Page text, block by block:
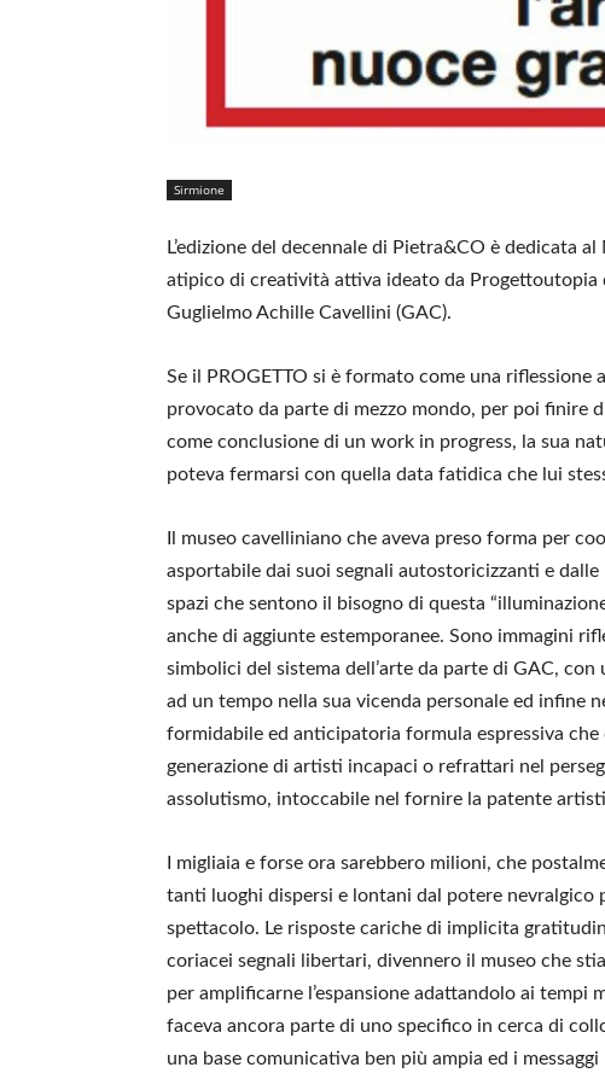
Sirmione
L’edizione del decennale di Pietra&CO è dedicata
atipico di creatività attiva ideato da Progettoutopia
Guglielmo Achille Cavellini (GAC).
Se il PROGETTO si è formato come una
provocato da parte di mezzo mondo, per poi finire
come conclusione di un work in progress, la sua
poteva fermarsi con quella data fatidica che lui
Il museo cavelliniano che aveva preso forma per
asportabile dai suoi segnali autostoricizzanti e
spazi che sentono il bisogno di questa
anche di aggiunte estemporanee. Sono immagini
simbolici del sistema dell’arte da parte di GAC,
ad un tempo nella sua vicenda personale ed infine
formidabile ed anticipatoria formula espressiva
generazione di artisti incapaci o refrattari nel
assolutismo, intoccabile nel fornire la patente
I migliaia e forse ora sarebbero milioni, che
tanti luoghi dispersi e lontani dal potere nevralgico
spettacolo. Le risposte cariche di implicita
coriacei segnali libertari, divennero il museo che
per amplificarne l’espansione adattandolo ai
faceva ancora parte di uno specifico in cerca di
una base comunicativa ben più ampia ed i